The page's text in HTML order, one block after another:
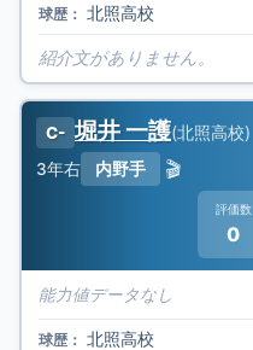
球歴： 北照高校
紹介文がありません。
C- 堀井 一護(北照高校)
3年右 内野手 🎬
評価数
0
能力値データなし
球歴： 北照高校